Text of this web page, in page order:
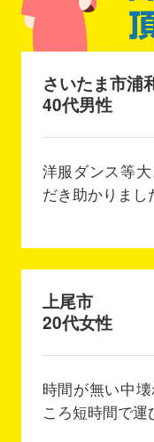
さいたま市浦
40代男性
洋服ダンス等
だき助かりまし
上尾市
20代女性
時間が無い中
ころ短時間で運